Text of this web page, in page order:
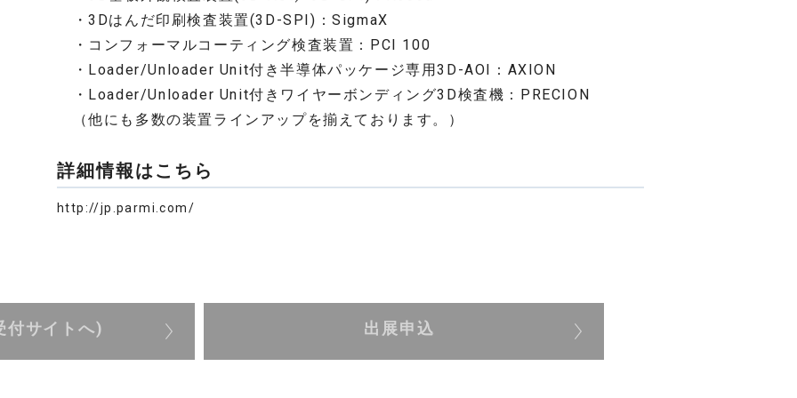
・3Dはんだ印刷検査装置(3D-SPI)：SigmaX
・コンフォーマルコーティング検査装置：PCI 100
・Loader/Unloader Unit付き半導体パッケージ専用3D-AOI：AXION
・Loader/Unloader Unit付きワイヤーボンディング3D検査機：PRECION
（他にも多数の装置ラインアップを揃えております。）
詳細情報はこちら
http://jp.parmi.com/
付サイトへ) 出展申込